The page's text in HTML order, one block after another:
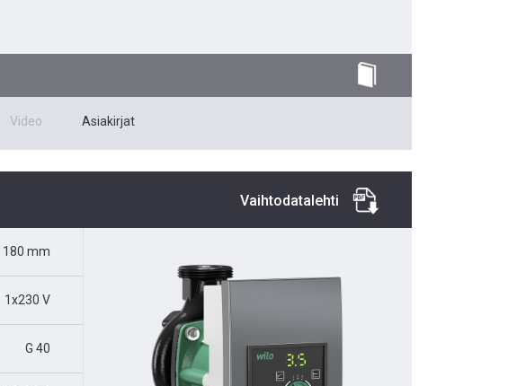
Video Asiakirjat
Vaihtodatalehti
180 mm
1x230 V
G 40